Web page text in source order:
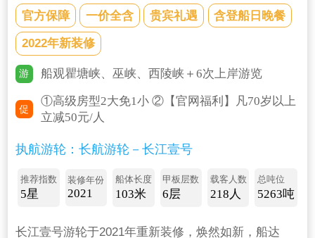
官方保障 一价全含 贵宾礼遇 含登船日晚餐
2022年新装修
游 船观瞿塘峡、巫峡、西陵峡＋6次上岸游览
促
①高级房型2大免1小 ②【官网福利】凡70岁以上
立减50元/人
执航游轮：长航游轮－长江壹号
推荐指数
5星
装修年份
2021
船体长度
103米
甲板层数
6层
载客人数
218人
总吨位
5263吨
长江壹号游轮于2021年重新装修，焕然如新，船达